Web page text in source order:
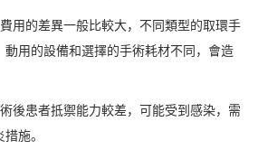
用的差異一般比較大，不同類型的取環手
用的設備和選擇的手術耗材不同，會造
後患者抵禦能力較差，可能受到感染，需
施。